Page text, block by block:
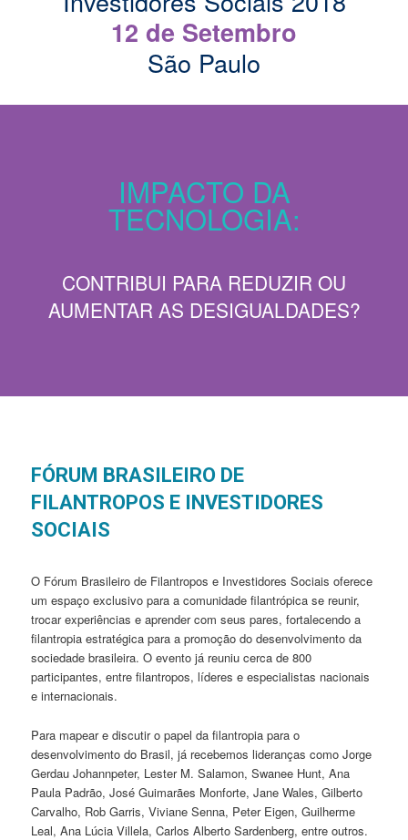
12 de Setembro
São Paulo
IMPACTO DA
TECNOLOGIA:
CONTRIBUI PARA REDUZIR OU
AUMENTAR AS DESIGUALDADES?
FÓRUM BRASILEIRO DE
FILANTROPOS E INVESTIDORES
SOCIAIS
O Fórum Brasileiro de Filantropos e Investidores Sociais oferece
um espaço exclusivo para a comunidade filantrópica se reunir,
trocar experiências e aprender com seus pares, fortalecendo a
filantropia estratégica para a promoção do desenvolvimento da
sociedade brasileira. O evento já reuniu cerca de 800
participantes, entre filantropos, líderes e especialistas nacionais
e internacionais.
Para mapear e discutir o papel da filantropia para o
desenvolvimento do Brasil, já recebemos lideranças como Jorge
Gerdau Johannpeter, Lester M. Salamon, Swanee Hunt, Ana
Paula Padrão, José Guimarães Monforte, Jane Wales, Gilberto
Carvalho, Rob Garris, Viviane Senna, Peter Eigen, Guilherme
Leal, Ana Lúcia Villela, Carlos Alberto Sardenberg, entre outros.